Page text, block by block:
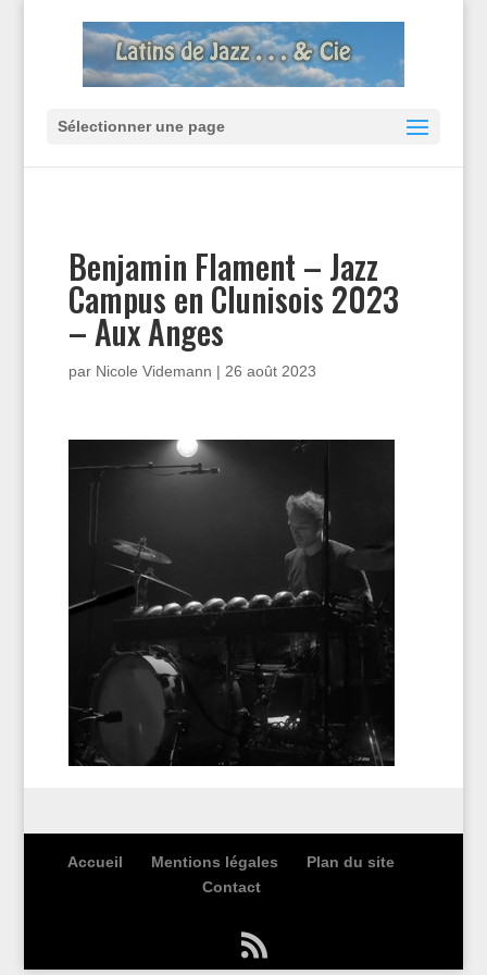
Sélectionner une page
Benjamin Flament – Jazz
Campus en Clunisois 2023
– Aux Anges
par Nicole Videmann | 26 août 2023
Accueil Mentions légales
Plan du site
Contact